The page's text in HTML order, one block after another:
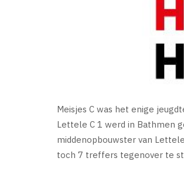
Meisjes C was het enige
Lettele C 1 werd in Bathmen
middenopbouwster van
toch 7 treffers tegenover te